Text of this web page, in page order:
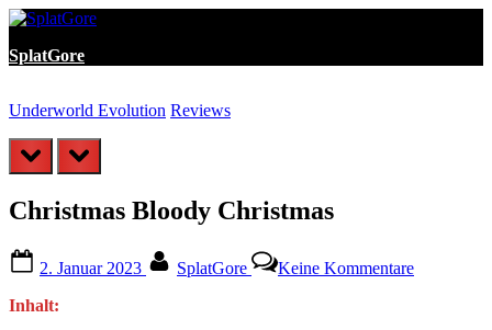
Skip
content
SplatGore
Underworld Evolution Reviews
prev next
Christmas Bloody Christmas
on
2. Januar 2023 SplatGore Keine KommentareChristmas
Inhalt: